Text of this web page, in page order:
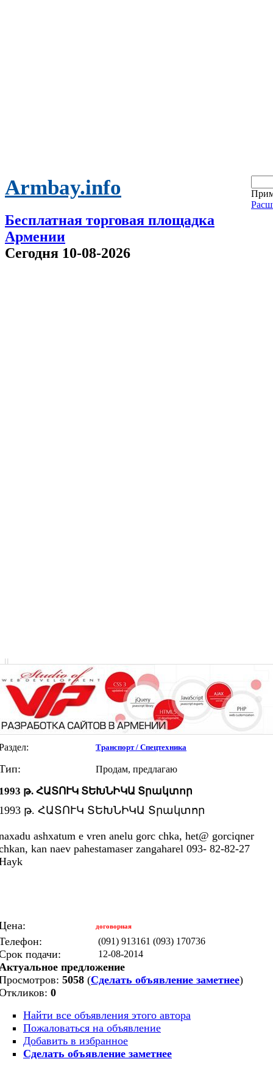
Armbay.info
Бесплатная торговая площадка
Армении
Сегодня 10-08-2026
Транспорт / Спецтехника
Продам, предлагаю
թ. ՀԱՏՈՒԿ ՏԵԽՆԻԿԱ Տրակտոր
թ. ՀԱՏՈՒԿ ՏԵԽՆԻԿԱ Տրակտոր
ashxatum e vren anelu gorc chka, het@ gorciqner
kan naev pahestamaser zangaharel 093- 82-82-27
договорная
(091) 913161 (093) 170736
подачи: 12-08-2014
предложение
5058 (Сделать объявление заметнее)
0
Найти все объявления этого автора
Пожаловаться на объявление
Добавить в избранное
Сделать объявление заметнее